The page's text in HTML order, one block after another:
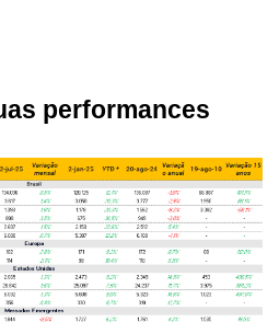
performances